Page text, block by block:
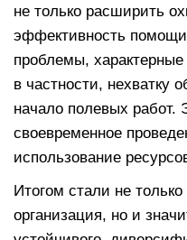
не только расширить
эффективность
проблемы,
в частности, нехватку
начало полевых работ.
своевременное
использование
Итогом стали не
организация, но и